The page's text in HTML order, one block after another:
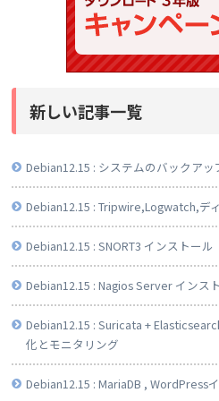
新しい記事一覧
Debian12.15 : システムのバックアッ
Debian12.15 : Tripwire,Logwatch,デ
Debian12.15 : SNORT3 インストール
Debian12.15 : Nagios Server インス
Debian12.15 : Suricata +
化とモニタリング
Debian12.15 : MariaDB , WordPress